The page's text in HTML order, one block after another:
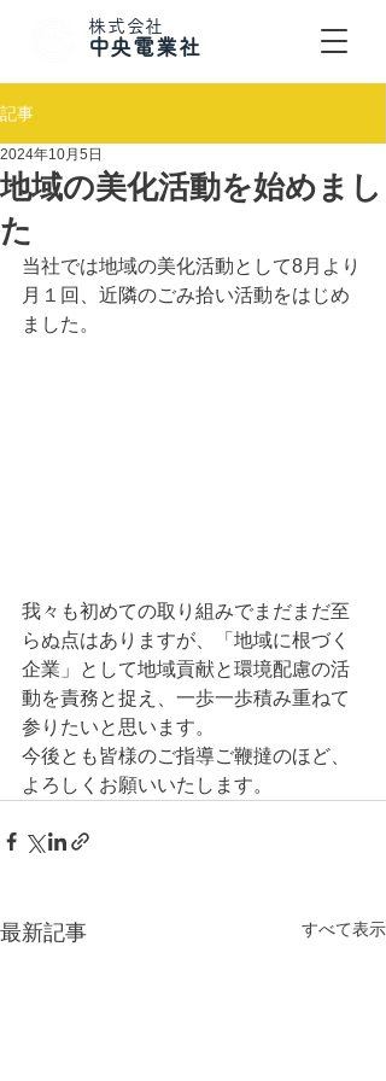
株式会社
​中央電業社
記事
地域の美化活動を始めまし
た
2024年10月5日
当社では地域の美化活動として8月より
月１回、近隣のごみ拾い活動をはじめ
ました。
我々も初めての取り組みでまだまだ至
らぬ点はありますが、「地域に根づく
企業」として地域貢献と環境配慮の活
動を責務と捉え、一歩一歩積み重ねて
参りたいと思います。
今後とも皆様のご指導ご鞭撻のほど、
よろしくお願いいたします。
最新記事 すべて表示